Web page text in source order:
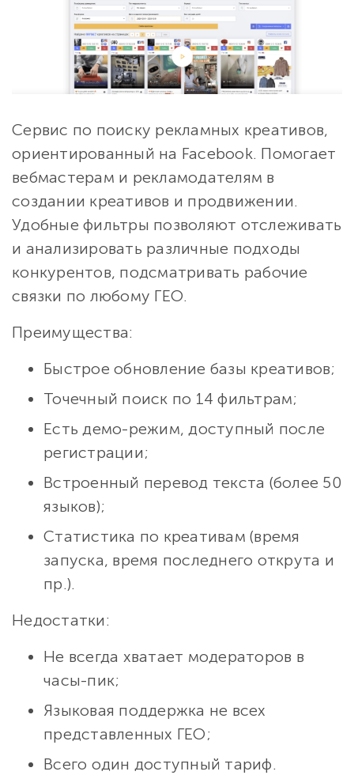
Сервис по поиску рекламных креативов,
ориентированный на Facebook. Помогает
вебмастерам и рекламодателям в
создании креативов и продвижении.
Удобные фильтры позволяют отслеживать
и анализировать различные подходы
конкурентов, подсматривать рабочие
связки по любому ГЕО.
Преимущества:
Быстрое обновление базы креативов;
Точечный поиск по 14 фильтрам;
Есть демо-режим, доступный после
регистрации;
Встроенный перевод текста (более 50
языков);
Статистика по креативам (время
запуска, время последнего открута и
пр.).
Недостатки:
Не всегда хватает модераторов в
часы-пик;
Языковая поддержка не всех
представленных ГЕО;
Всего один доступный тариф.